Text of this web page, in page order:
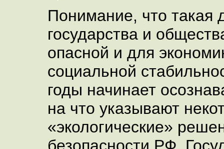
Понимание, что такая
государства и
опасной и для
социальной
годы начинает
на что указывают
«экологические»